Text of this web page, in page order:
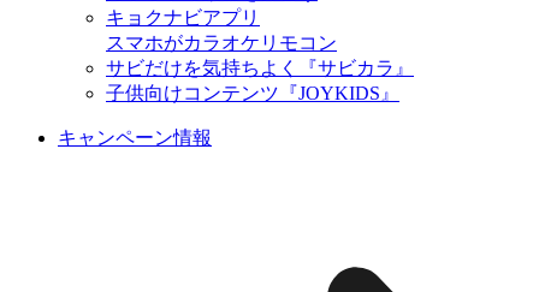
キョクナビアプリ
スマホがカラオケリモコン
サビだけを気持ちよく『サビカラ』
子供向けコンテンツ『JOYKIDS』
キャンペーン情報